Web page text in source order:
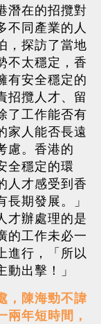
潛在的招攬對
不同產業的人
，探訪了當地
不太穩定，香
有安全穩定的
招攬人才、留
了工作能否有
家人能否長遠
慮。香港的
全穩定的環
人才感受到香
期發展。」
才辦處理的是
的工作未必一
進行，「所以
出擊！」
，陳海勁不諱
年短時間，